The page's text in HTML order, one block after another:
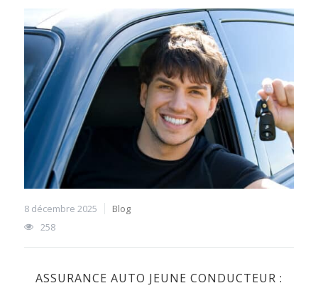
8 décembre 2025
Blog
258
ASSURANCE AUTO JEUNE CONDUCTEUR :